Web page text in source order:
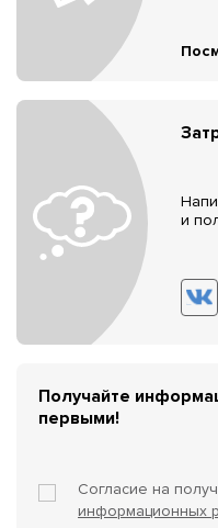
и
Получайте
первыми!
Согласие на
информационных